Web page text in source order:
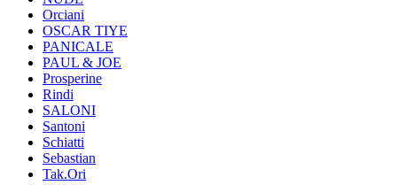
Orciani
OSCAR TIYE
PANICALE
PAUL & JOE
Prosperine
Rindi
SALONI
Santoni
Schiatti
Sebastian
Tak.Ori